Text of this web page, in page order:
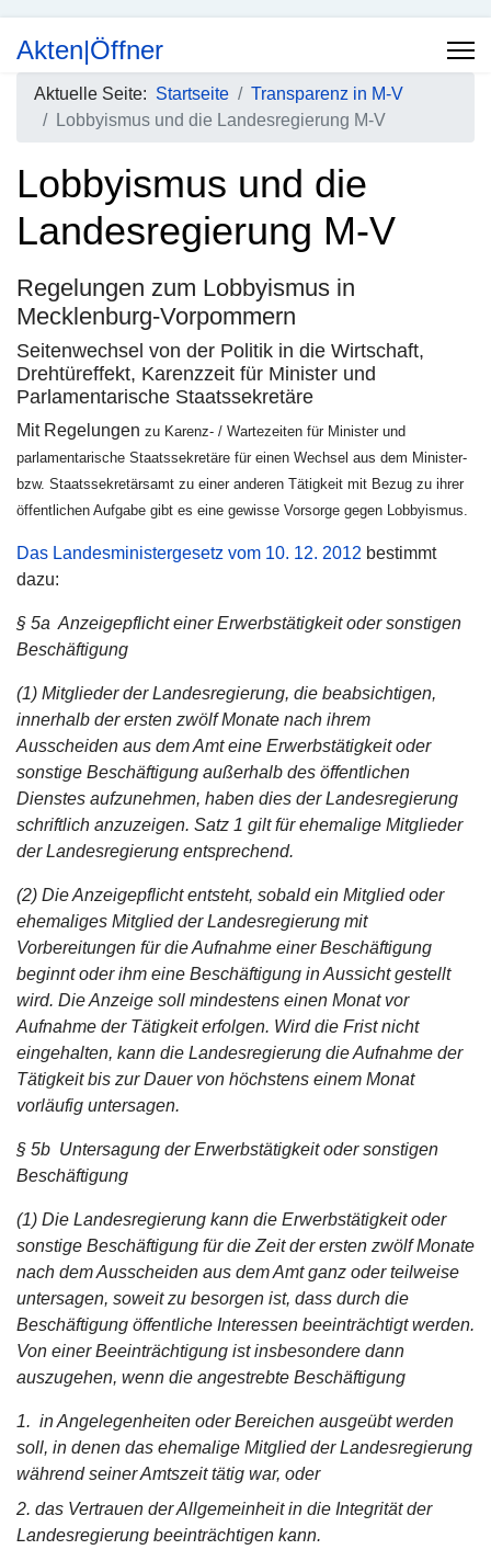
Akten|Öffner
Aktuelle Seite: Startseite
Transparenz in M-V
Lobbyismus und die Landesregierung M-V
Lobbyismus und die
Landesregierung M-V
Regelungen zum Lobbyismus in
Mecklenburg-Vorpommern
Seitenwechsel von der Politik in die Wirtschaft,
Drehtüreffekt, Karenzzeit für Minister und
Parlamentarische Staatssekretäre
Mit Regelungen zu Karenz- / Wartezeiten für Minister und
parlamentarische Staatssekretäre für einen Wechsel aus dem Minister-
bzw. Staatssekretärsamt zu einer anderen Tätigkeit mit Bezug zu ihrer
öffentlichen Aufgabe gibt es eine gewisse Vorsorge gegen Lobbyismus.
Das Landesministergesetz vom 10. 12. 2012 bestimmt
dazu:
§ 5a Anzeigepflicht einer Erwerbstätigkeit oder sonstigen
Beschäftigung
(1) Mitglieder der Landesregierung, die beabsichtigen,
innerhalb der ersten zwölf Monate nach ihrem
Ausscheiden aus dem Amt eine Erwerbstätigkeit oder
sonstige Beschäftigung außerhalb des öffentlichen
Dienstes aufzunehmen, haben dies der Landesregierung
schriftlich anzuzeigen. Satz 1 gilt für ehemalige Mitglieder
der Landesregierung entsprechend.
(2) Die Anzeigepflicht entsteht, sobald ein Mitglied oder
ehemaliges Mitglied der Landesregierung mit
Vorbereitungen für die Aufnahme einer Beschäftigung
beginnt oder ihm eine Beschäftigung in Aussicht gestellt
wird. Die Anzeige soll mindestens einen Monat vor
Aufnahme der Tätigkeit erfolgen. Wird die Frist nicht
eingehalten, kann die Landesregierung die Aufnahme der
Tätigkeit bis zur Dauer von höchstens einem Monat
vorläufig untersagen.
§ 5b Untersagung der Erwerbstätigkeit oder sonstigen
Beschäftigung
(1) Die Landesregierung kann die Erwerbstätigkeit oder
sonstige Beschäftigung für die Zeit der ersten zwölf Monate
nach dem Ausscheiden aus dem Amt ganz oder teilweise
untersagen, soweit zu besorgen ist, dass durch die
Beschäftigung öffentliche Interessen beeinträchtigt werden.
Von einer Beeinträchtigung ist insbesondere dann
auszugehen, wenn die angestrebte Beschäftigung
1. in Angelegenheiten oder Bereichen ausgeübt werden
soll, in denen das ehemalige Mitglied der Landesregierung
während seiner Amtszeit tätig war, oder
2. das Vertrauen der Allgemeinheit in die Integrität der
Landesregierung beeinträchtigen kann.